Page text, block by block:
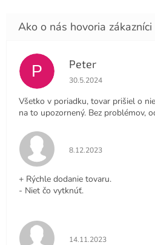
P Peter
Hodnotenie obchodu je
30.5.2024
Všetko v poriadku, tovar prišiel o
na to upozornený. Bez problémov,
Hodnotenie obchodu je
8.12.2023
+ Rýchle dodanie tovaru.
- Niet čo vytknúť.
Hodnotenie obchodu je
14.11.2023